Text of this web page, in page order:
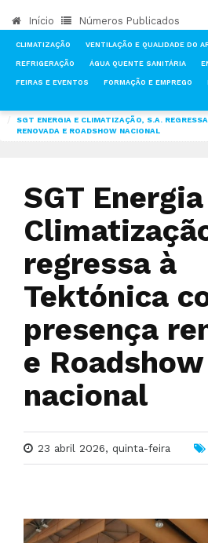
Início Números Publicados
CLIMATIZAÇÃO VENTILAÇÃO E QUALIDADE DO
REFRIGERAÇÃO ÁGUA QUENTE SANITÁRIA
FEIRAS E EVENTOS FORMAÇÃO E EMPREGO
SGT ENERGIA E CLIMATIZAÇÃO, S.A.
RENOVADA E ROADSHOW NACIONAL
SGT
regressa à
Tektónica
presença
e Roadshow
nacional
23 abril 2026, quinta-feira